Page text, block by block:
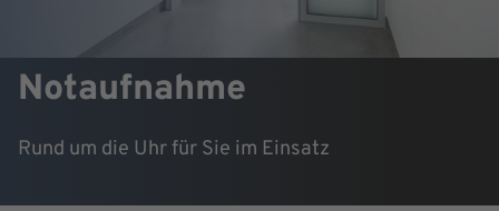
Notaufnahme
Rund um die Uhr für Sie im Einsatz